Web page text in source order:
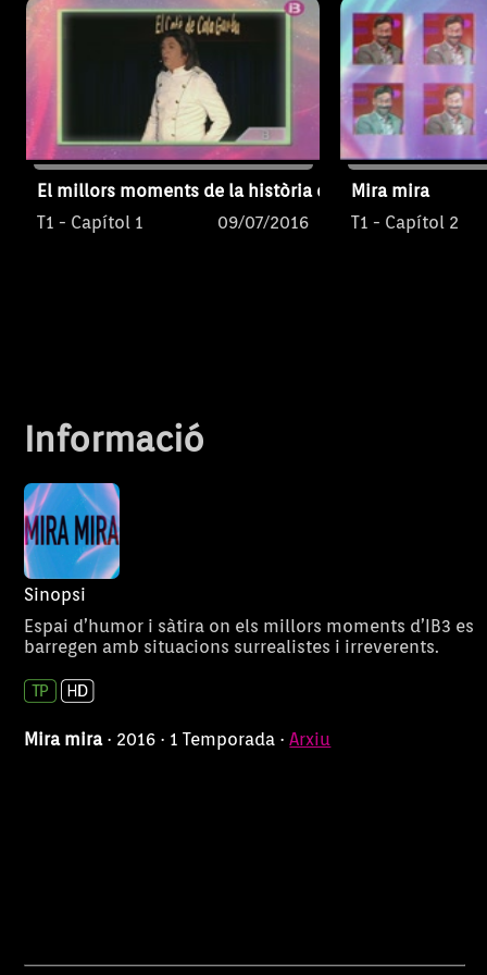
El millors moments de la història d'IB3
T1 - Capítol 1
09/07/2016
Mira mira
T1 - Capítol 2
Informació
Sinopsi
Espai d’humor i sàtira on els millors moments d’IB3 es
barregen amb situacions surrealistes i irreverents.
Mira mira · 2016 · 1 Temporada ·Arxiu